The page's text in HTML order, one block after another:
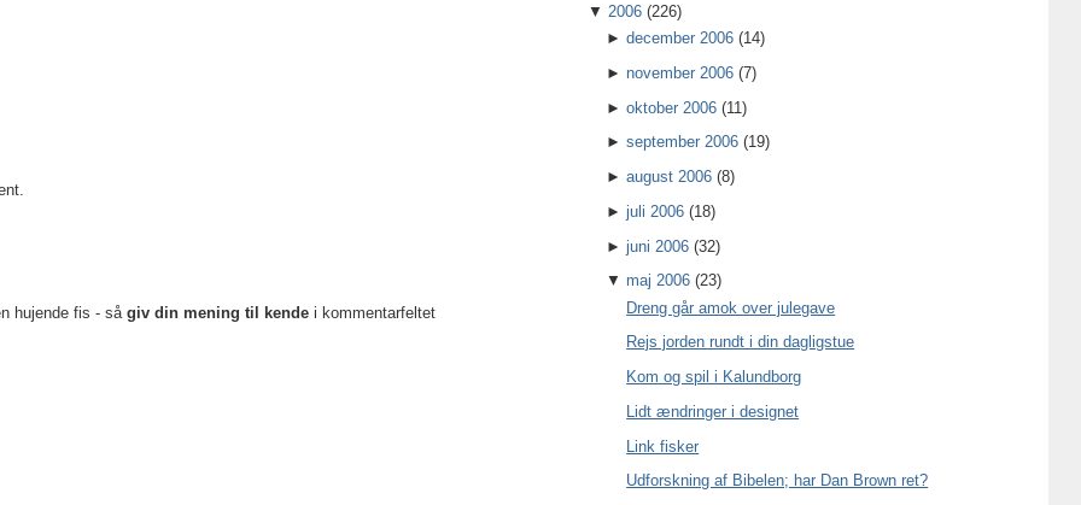
hujende fis - så giv din mening til kendei kommentarfeltet
▼ 2006 (226)
►december 2006 (14)
►november 2006 (7)
►oktober 2006 (11)
►september 2006 (19)
►august 2006 (8)
►juli 2006 (18)
►juni 2006 (32)
▼maj 2006 (23)
Dreng går amok over julegave
Rejs jorden rundt i din dagligstue
Kom og spil i Kalundborg
Lidt ændringer i designet
Link fisker
Udforskning af Bibelen; har Dan Brown ret?